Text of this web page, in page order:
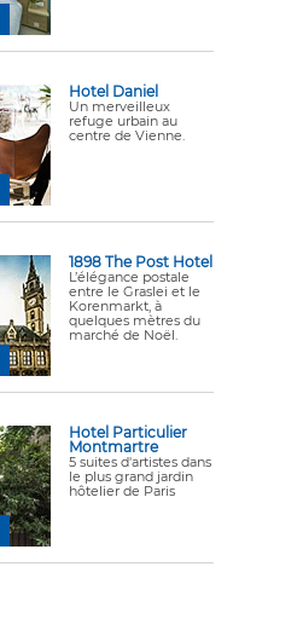
Hotel Daniel
Un merveilleux
refuge urbain au
centre de Vienne.
1898 The Post Hotel
L’élégance postale
entre le Graslei et le
Korenmarkt, à
quelques mètres du
marché de Noël.
Hotel Particulier
Montmartre
5 suites d'artistes dans
le plus grand jardin
hôtelier de Paris